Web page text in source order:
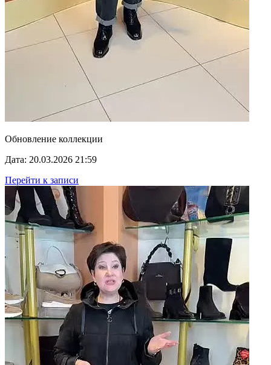
Обновление коллекции
Дата: 20.03.2026 21:59
Перейти к записи